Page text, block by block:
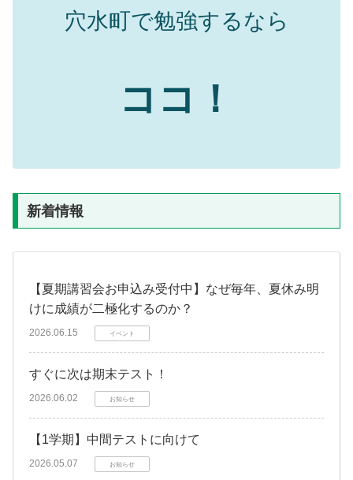
穴水町で勉強するなら
ココ！
新着情報
【夏期講習会お申込み受付中】なぜ毎年、夏休み明
けに成績が二極化するのか？
2026.06.15 イベント
すぐに次は期末テスト！
2026.06.02 お知らせ
【1学期】中間テストに向けて
2026.05.07 お知らせ